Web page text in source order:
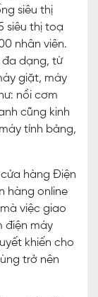
siêu thị
siêu thị toạ
nhân viên.
đa dạng, từ
giặt, máy
nồi cơm
cũng kinh
tính bảng,
hàng Điện
hàng online
việc giao
điện máy
khiến cho
trở nên